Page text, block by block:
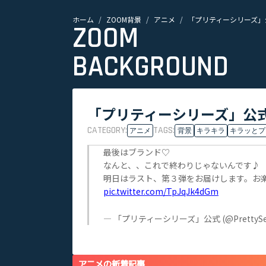
ホーム ZOOM背景 アニメ 「プリティーシリーズ
ZOOM
BACKGROUND
「プリティーシリーズ」公
CATEGORY: アニメ TAGS: 背景 キラキラ キラッと
最後はブランド♡
なんと、、これで終わりじゃないんです♪
明日はラスト、第３弾をお届けします。お
pic.twitter.com/TpJqJk4dGm
— 「プリティーシリーズ」公式
アニメの新着記事